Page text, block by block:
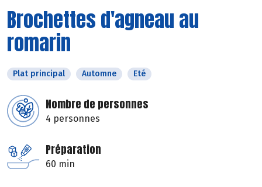
Brochettes d'agneau au
romarin
Plat principal Automne Eté
Nombre de personnes
4 personnes
Préparation
60 min